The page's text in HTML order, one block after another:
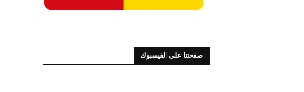
صفحتنا على الفيسبوك